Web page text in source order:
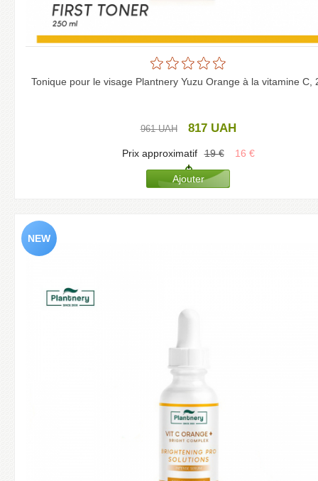
Tonique pour le visage Plantnery Yuzu Orange à la vitamine C,
961UAH 817 UAH
Prix approximatif 19€ 16 €